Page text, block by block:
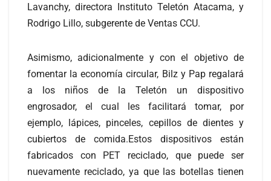
Lavanchy, directora Instituto Teletón Atacama, y
Rodrigo Lillo, subgerente de Ventas CCU.
Asimismo, adicionalmente y con el objetivo de
fomentar la economía circular, Bilz y Pap regalará
a los niños de la Teletón un dispositivo
engrosador, el cual les facilitará tomar, por
ejemplo, lápices, pinceles, cepillos de dientes y
cubiertos de comida.Estos dispositivos están
fabricados con PET reciclado, que puede ser
nuevamente reciclado, ya que las botellas tienen